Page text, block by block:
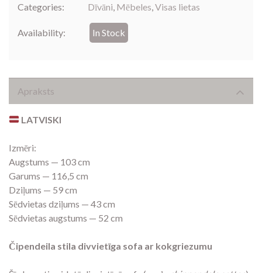
Categories: Dīvāni, Mēbeles,Visas lietas
Availability: In Stock
Apraksts
LATVISKI
Izmēri:
Augstums — 103 cm
Garums — 116,5 cm
Dziļums — 59 cm
Sēdvietas dziļums — 43 cm
Sēdvietas augstums — 52 cm
Čipendeila stila divvietīga sofa ar kokgriezumu